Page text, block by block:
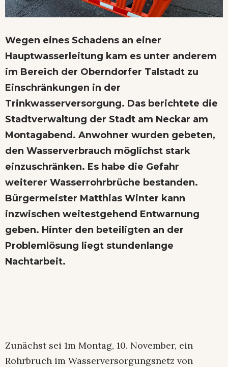
Wegen eines Schadens an einer
Hauptwasserleitung kam es unter anderem
im Bereich der Oberndorfer Talstadt zu
Einschränkungen in der
Trinkwasserversorgung. Das berichtete die
Stadtverwaltung der Stadt am Neckar am
Montagabend. Anwohner wurden gebeten,
den Wasserverbrauch möglichst stark
einzuschränken. Es habe die Gefahr
weiterer Wasserrohrbrüche bestanden.
Bürgermeister Matthias Winter kann
inzwischen weitestgehend Entwarnung
geben. Hinter den beteiligten an der
Problemlösung liegt stundenlange
Nachtarbeit.
Zunächst sei 1m Montag, 10. November, ein
Rohrbruch im Wasserversorgungsnetz von